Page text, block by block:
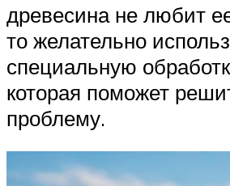
древесина не любит
то желательно
специальную
которая поможет
проблему.